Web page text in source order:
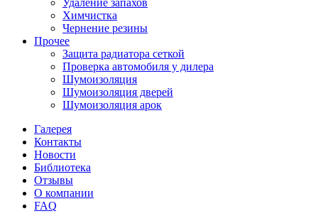
Удаление запахов
Химчистка
Чернение резины
Прочее
Защита радиатора сеткой
Проверка автомобиля у дилера
Шумоизоляция
Шумоизоляция дверей
Шумоизоляция арок
Галерея
Контакты
Новости
Библиотека
Отзывы
О компании
FAQ